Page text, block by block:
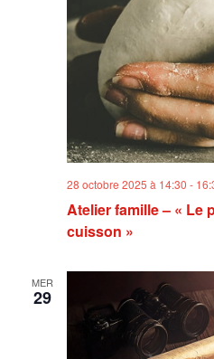
Atelier famille – « Le
cuisson »
28 octobre 2025 à 14:30 -
MER
29